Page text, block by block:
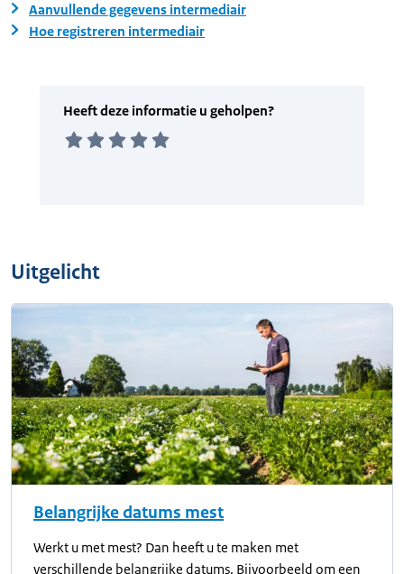
Aanvullende gegevens intermediair
Hoe registreren intermediair
Uitgelicht
Belangrijke datums mest
Werkt u met mest? Dan heeft u te maken met
verschillende belangrijke datums. Bijvoorbeeld om een